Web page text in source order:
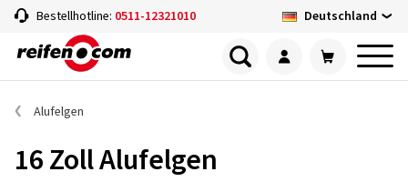
Bestellhotline: 0511-12321010 Deutschland
Alufelgen
16 Zoll Alufelgen